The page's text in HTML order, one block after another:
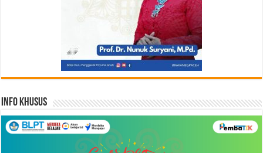
Info Khusus